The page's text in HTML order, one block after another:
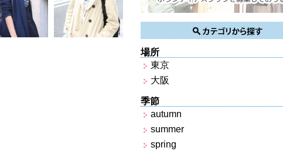
場所
東京
大阪
季節
autumn
summer
spring